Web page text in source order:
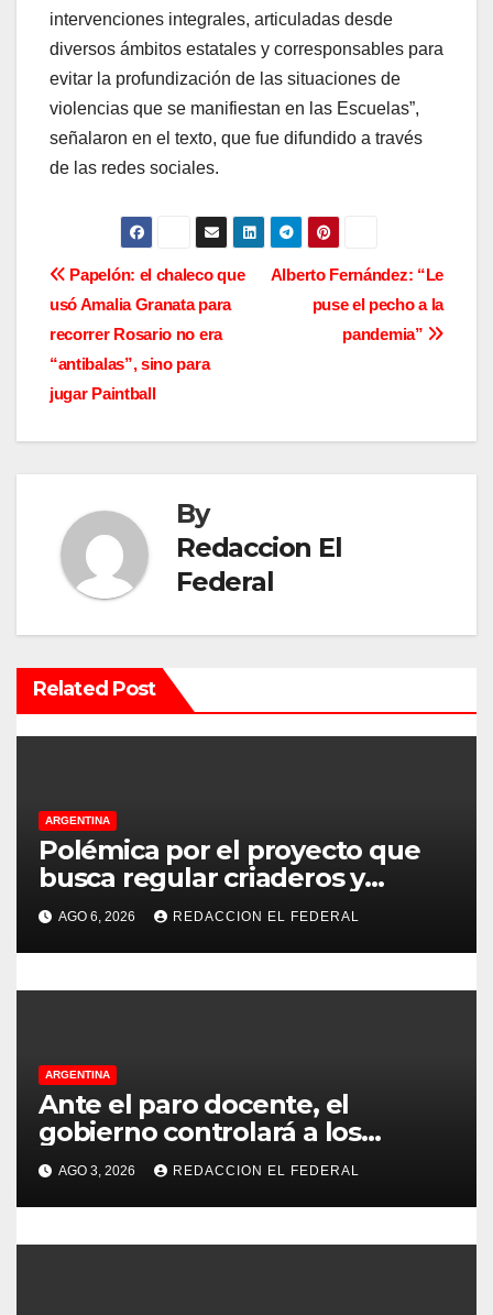
intervenciones integrales, articuladas desde
diversos ámbitos estatales y corresponsables para
evitar la profundización de las situaciones de
violencias que se manifiestan en las Escuelas”,
señalaron en el texto, que fue difundido a través
de las redes sociales.
N
a
v
e
c
ó
n
d
e
n
t
r
a
a
s
Alberto Fernández: “Le
puse el pecho a la
pandemia”
Papelón: el chaleco que
usó Amalia Granata para
recorrer Rosario no era
“antibalas”, sino para
jugar Paintball
By
Redaccion El
Federal
Related Post
ARGENTINA
Polémica por el proyecto que
busca regular criaderos y
refugios de perros y gatos:
denuncian excesos, mientras
proteccionistas reclaman
controles más duros
AGO 6, 2026 REDACCION EL FEDERAL
ARGENTINA
Ante el paro docente, el
gobierno controlará a los
colegios para que cumplan el
75% de cobertura presencial
AGO 3, 2026 REDACCION EL FEDERAL